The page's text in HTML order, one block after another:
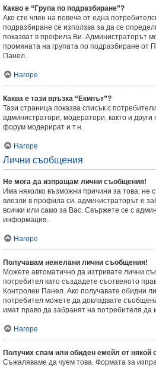
Какво е “Група по подразбиране”?
Ако сте член на повече от една
подразбиране се използва за да се
показват в профила Ви. Администраторът
промяната на групата по подразбиране от
Панел.
Нагоре
Каква е тази връзка “Екипът”?
Тази страница показва списък с
администратори, модератори, както и други
форум модерират и т.н.
Нагоре
Лични съобщения
Не мога да изпращам лични съобщения!
Има няколко възможни причини за това: не
влезли в профила си, администраторът е
всички или само за Вас. Свържете се с
информация.
Нагоре
Получавам нежелани лични съобщения!
Можете автоматично да изтривате лични
потребител като създадете съотвеното
Контролен Панел. Ако получавате обидни
потребител можете да докладвате
имат право да забранят на потребителя
Нагоре
Получих спам или обиден емейл от някой
Съжаляваме да чуем това. Формата за